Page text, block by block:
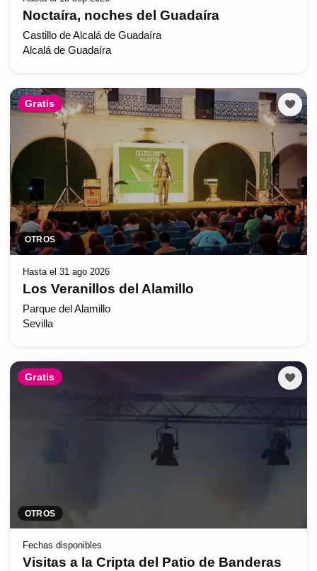
Noctaíra, noches del Guadaíra
Castillo de Alcalá de Guadaíra
Alcalá de Guadaíra
Gratis
OTROS
Hasta el 31 ago 2026
Los Veranillos del Alamillo
Parque del Alamillo
Sevilla
Gratis
OTROS
Fechas disponibles
Visitas a la Cripta del Patio de Banderas